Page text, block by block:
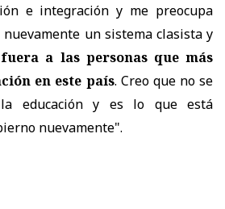
e integración y me preocupa
un sistema clasista y
a las personas que más
en este país. Creo que no se
educación y es lo que está
nuevamente".